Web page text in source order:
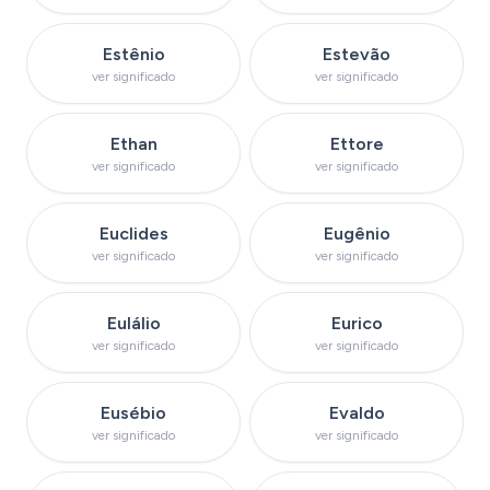
Ver significado do nome
Estênio
ver significado
Ver significado do
Estevão
ver significado
Ver significado do nome
Ethan
ver significado
Ver significado do
Ettore
ver significado
Ver significado do nome
Euclides
ver significado
Ver significado do
Eugênio
ver significado
Ver significado do nome
Eulálio
ver significado
Ver significado do
Eurico
ver significado
Ver significado do nome
Eusébio
ver significado
Ver significado do
Evaldo
ver significado